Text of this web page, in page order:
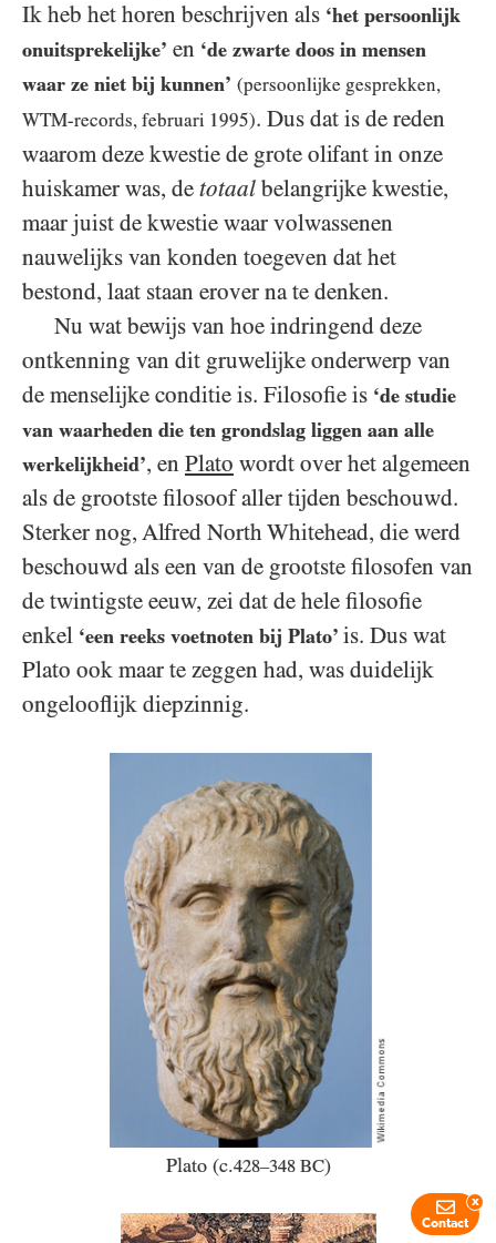
Ik heb het horen beschrijven als ‘het persoonlijk
onuitsprekelijke’ en ‘de zwarte doos in mensen
waar ze niet bij kunnen’ (persoonlijke gesprekken,
WTM-records, februari 1995). Dus dat is de reden
waarom deze kwestie de grote olifant in onze
huiskamer was, de totaal belangrijke kwestie,
maar juist de kwestie waar volwassenen
nauwelijks van konden toegeven dat het
bestond, laat staan erover na te denken.
Nu wat bewijs van hoe indringend deze
ontkenning van dit gruwelijke onderwerp van
de menselijke conditie is. Filosofie is ‘de studie
van waarheden die ten grondslag liggen aan alle
werkelijkheid’, en Plato wordt over het algemeen
als de grootste filosoof aller tijden beschouwd.
Sterker nog, Alfred North Whitehead, die werd
beschouwd als een van de grootste filosofen van
de twintigste eeuw, zei dat de hele filosofie
enkel ‘een reeks voetnoten bij Plato’ is. Dus wat
Plato ook maar te zeggen had, was duidelijk
ongelooflijk diepzinnig.
Plato (c.428–348 BC)
Contact
x